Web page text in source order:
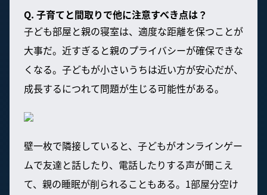
Q. 子育てと間取りで他に注意すべき点は？
子ども部屋と親の寝室は、適度な距離を保つことが
大事だ。近すぎると親のプライバシーが確保できな
くなる。子どもが小さいうちは近い方が安心だが、
成長するにつれて問題が生じる可能性がある。
壁一枚で隣接していると、子どもがオンラインゲー
ムで友達と話したり、電話したりする声が聞こえ
て、親の睡眠が削られることもある。1部屋分空け